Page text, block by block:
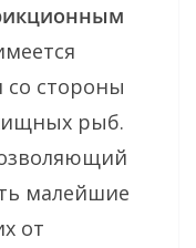
со стороны
рыб.
малейшие
от